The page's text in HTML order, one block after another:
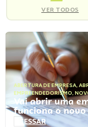
VER TODOS
ABERTURA DE EMPRESA,
EMPREENDEDORISMO,
Vai abrir uma
funciona o novo
ACESSAR